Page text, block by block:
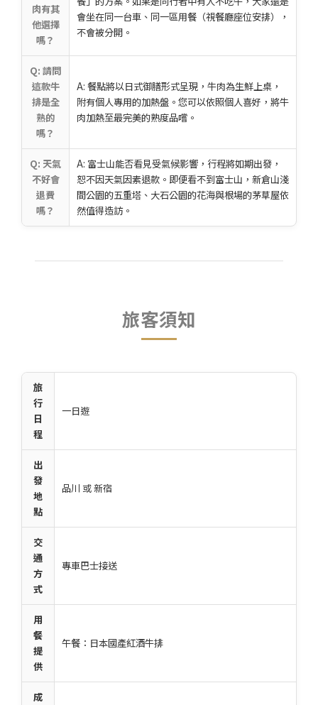
肉有其
他選擇
嗎？
會坐在同一台車、同一區用餐（視餐廳座位安排），
不會被分開。
Q: 請問
這款牛
排是全
熟的
嗎？
A: 餐點將以日式御膳形式呈現，牛肉為生鮮上桌，
附有個人專用的加熱盤。您可以依照個人喜好，將牛
肉加熱至最完美的熟度品嚐。
Q: 天氣
不好會
退費
嗎？
A: 富士山能否看見受氣候影響，行程將如期出發，
恕不因天氣因素退款。即便看不到富士山，新倉山淺
間公園的五重塔、大石公園的花海與根場的茅草屋依
然值得造訪。
旅客須知
旅
行
日
程
一日遊
出
發
地
點
品川 或 新宿
交
通
方
式
專車巴士接送
用
餐
提
供
午餐：日本國產紅酒牛排
成